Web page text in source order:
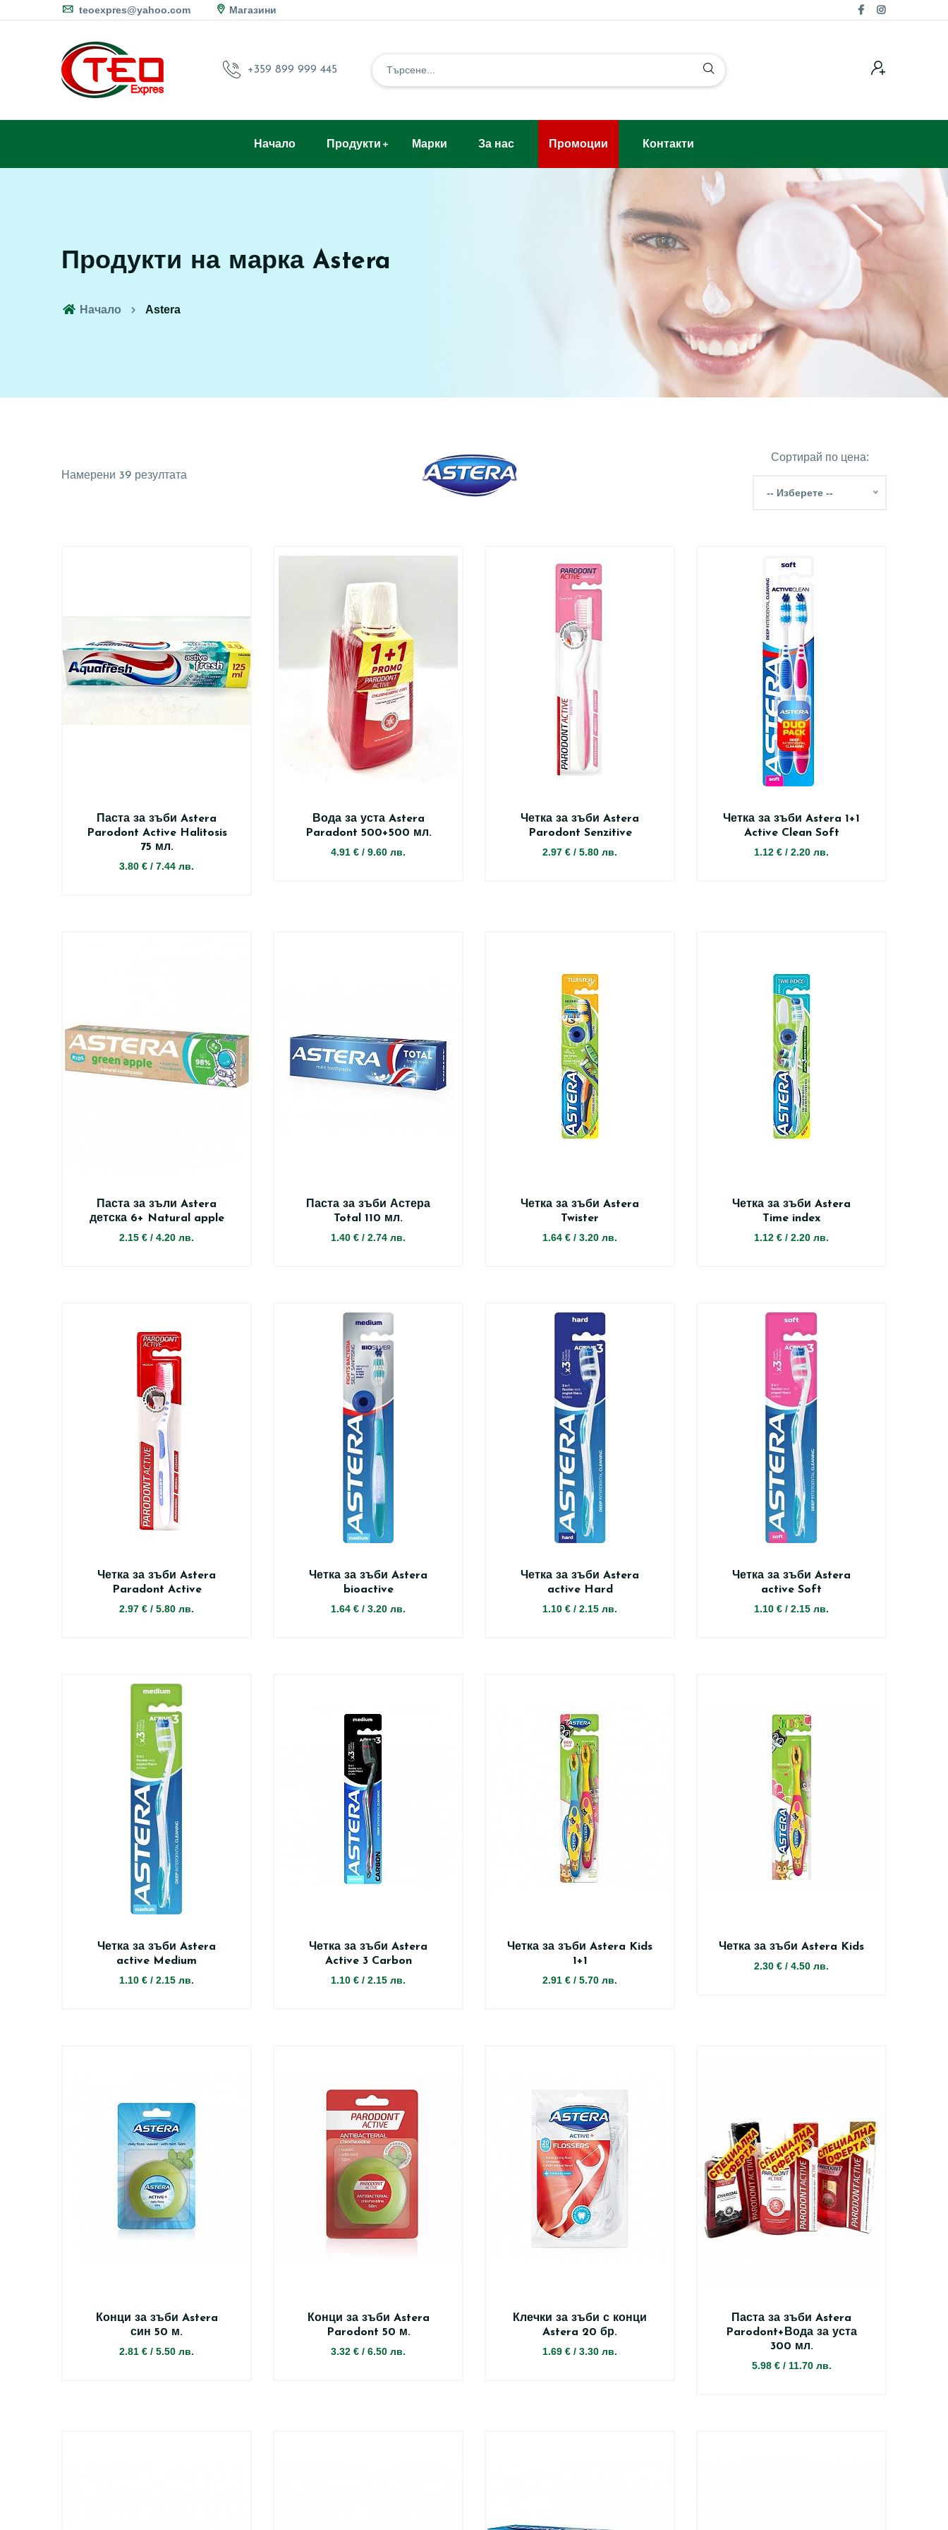
teoexpres@yahoo.com Магазини
+359 899 999 445
Начало Продукти Марки За нас Промоции Контакти
Продукти на марка Astera
Начало Astera
Намерени 39 резултата
Сортирай по цена:
-- Изберете --
Паста за зъби Astera
Parodont Active Halitosis
75 мл.
3.80 € / 7.44 лв.
Вода за уста Astera
Paradont 500+500 мл.
4.91 € / 9.60 лв.
Четка за зъби Astera
Parodont Senzitive
2.97 € / 5.80 лв.
Четка за зъби Astera 1+1
Active Clean Soft
1.12 € / 2.20 лв.
Паста за зъли Astera
детска 6+ Natural apple
2.15 € / 4.20 лв.
Паста за зъби Астера
Total 110 мл.
1.40 € / 2.74 лв.
Четка за зъби Astera
Twister
1.64 € / 3.20 лв.
Четка за зъби Astera
Time index
1.12 € / 2.20 лв.
Четка за зъби Astera
Paradont Active
2.97 € / 5.80 лв.
Четка за зъби Astera
bioactive
1.64 € / 3.20 лв.
Четка за зъби Astera
active Hard
1.10 € / 2.15 лв.
Четка за зъби Astera
active Soft
1.10 € / 2.15 лв.
Четка за зъби Astera
active Medium
1.10 € / 2.15 лв.
Четка за зъби Astera
Active 3 Carbon
1.10 € / 2.15 лв.
Четка за зъби Astera Kids
1+1
2.91 € / 5.70 лв.
Четка за зъби Astera Kids
2.30 € / 4.50 лв.
Конци за зъби Astera
син 50 м.
2.81 € / 5.50 лв.
Конци за зъби Astera
Parodont 50 м.
3.32 € / 6.50 лв.
Клечки за зъби с конци
Astera 20 бр.
1.69 € / 3.30 лв.
Паста за зъби Astera
Parodont+Вода за уста
300 мл.
5.98 €/ 11.70 лв.